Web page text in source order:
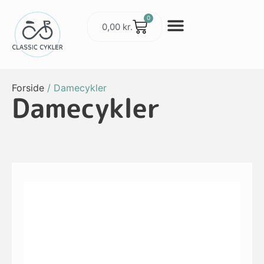
0,00 kr.
0
Forside / Damecykler
Damecykler